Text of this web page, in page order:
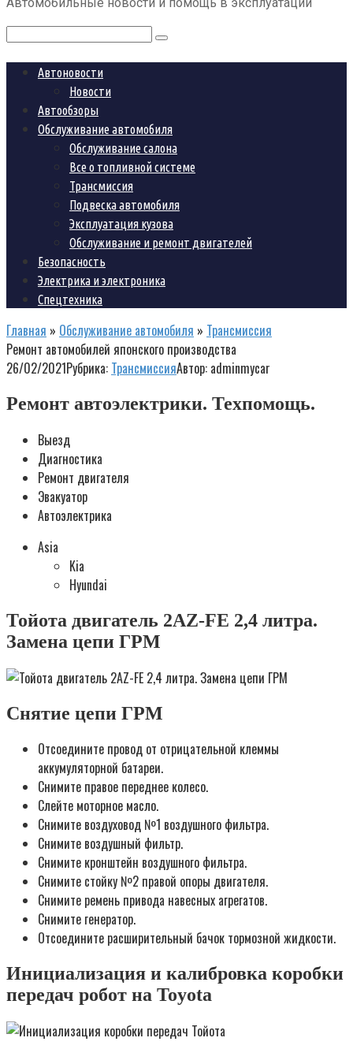
Поиск:
Автоновости
Новости
Автообзоры
Обслуживание автомобиля
Обслуживание салона
Все о топливной системе
Трансмиссия
Подвеска автомобиля
Эксплуатация кузова
Обслуживание и ремонт двигателей
Безопасность
Электрика и электроника
Спецтехника
Главная » Обслуживание автомобиля » Трансмиссия
Ремонт автомобилей японского производства
26/02/2021Рубрика: ТрансмиссияАвтор: adminmycar
Ремонт автоэлектрики. Техпомощь.
Выезд
Диагностика
Ремонт двигателя
Эвакуатор
Автоэлектрика
Asia
Kia
Hyundai
Тойота двигатель 2AZ-FE 2,4 литра.
Замена цепи ГРМ
Снятие цепи ГРМ
Отсоедините провод от отрицательной клеммы
аккумуляторной батареи.
Снимите правое переднее колесо.
Слейте моторное масло.
Снимите воздуховод №1 воздушного фильтра.
Снимите воздушный фильтр.
Снимите кронштейн воздушного фильтра.
Снимите стойку №2 правой опоры двигателя.
Снимите ремень привода навесных агрегатов.
Снимите генератор.
Отсоедините расширительный бачок тормозной жидкости.
Инициализация и калибровка коробки
передач робот на Toyota